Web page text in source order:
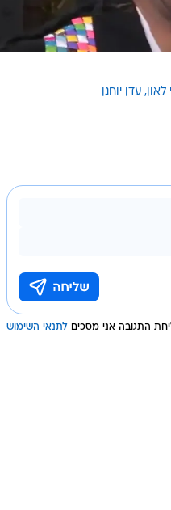
לאון עדן יוחנן
התגובה אני מסכים לתנאי השימוש